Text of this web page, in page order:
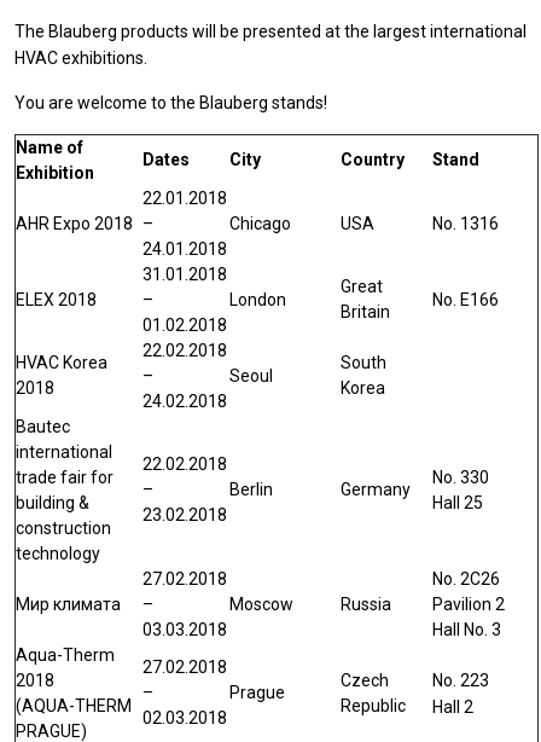
The Blauberg products will be presented at the largest international
HVAC exhibitions.
You are welcome to the Blauberg stands!
Name of
Exhibition
Dates City Country Stand
AHR Expo 2018
22.01.2018
–
24.01.2018
Chicago USA No. 1316
ELEX 2018
31.01.2018
–
01.02.2018
London
Great
Britain
No. E166
HVAC Korea
2018
22.02.2018
–
24.02.2018
Seoul
South
Korea
Bautec
international
trade fair for
building &
construction
technology
22.02.2018
–
23.02.2018
Berlin Germany
No. 330
Hall 25
Мир климата
27.02.2018
–
03.03.2018
Moscow Russia
No. 2С26
Pavilion 2
Hall No. 3
Aqua-Therm
2018
(AQUA-THERM
PRAGUE)
27.02.2018
–
02.03.2018
Prague
Czech
Republic
No. 223
Hall 2